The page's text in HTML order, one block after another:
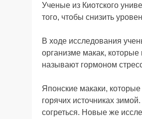
Ученые из Киотского
того, чтобы снизить
В ходе исследования
организме макак, которые
называют гормоном
Японские макаки,
горячих источниках
согреться. Новые же